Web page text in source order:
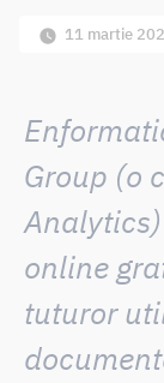
11 martie
Group (o
online
tuturor